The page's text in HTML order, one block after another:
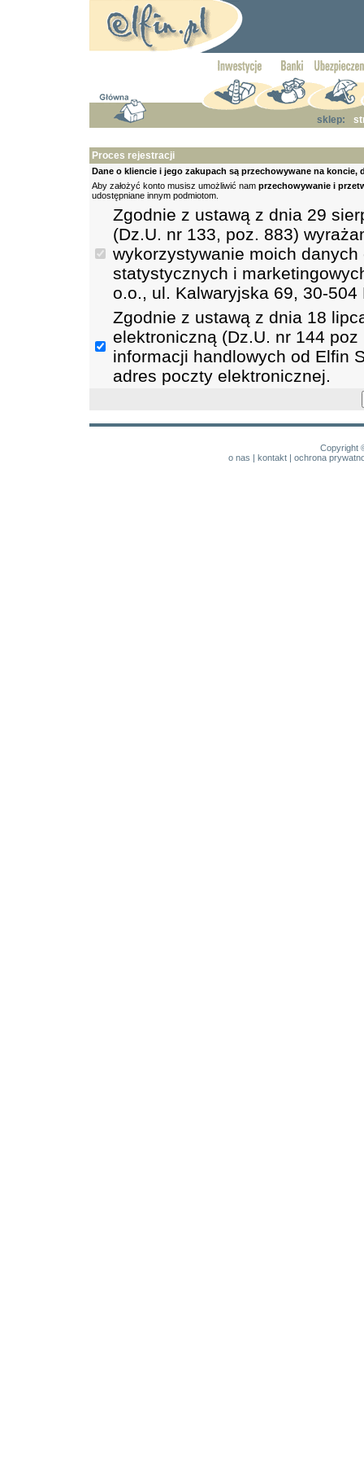
sklep:
Proces rejestracji
Dane o kliencie i jego zakupach są przechowywane na koncie,
Aby założyć konto musisz umożliwić nam przechowywanie i
udostępniane innym podmiotom.
Zgodnie z ustawą z dnia 29
(Dz.U. nr 133, poz. 883)
wykorzystywanie moich
statystycznych i
o.o., ul. Kalwaryjska 69, 30-504
Zgodnie z ustawą z dnia 18
elektroniczną (Dz.U. nr 144
informacji handlowych od Elfin
adres poczty elektronicznej.
Copyright
o nas | kontakt| ochrona